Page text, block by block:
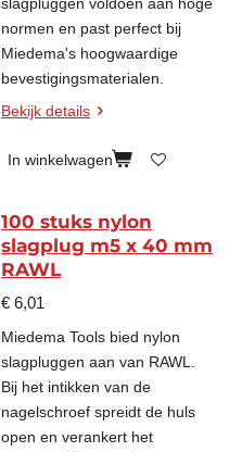
slagpluggen voldoen aan hoge
normen en past perfect bij
Miedema's hoogwaardige
bevestigingsmaterialen.
Bekijk details
In winkelwagen
100 stuks nylon
slagplug m5 x 40 mm
RAWL
€ 6,01
Miedema Tools bied nylon
slagpluggen aan van RAWL.
Bij het intikken van de
nagelschroef spreidt de huls
open en verankert het